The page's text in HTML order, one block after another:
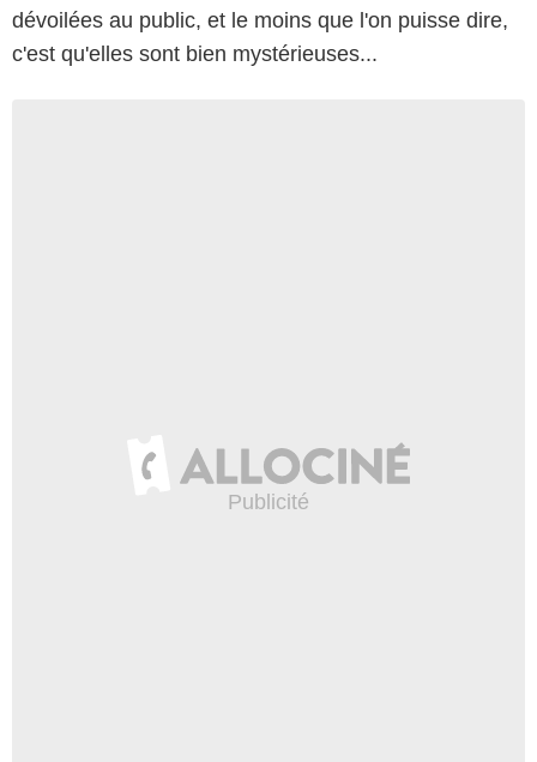
dévoilées au public, et le moins que l'on puisse dire,
c'est qu'elles sont bien mystérieuses...